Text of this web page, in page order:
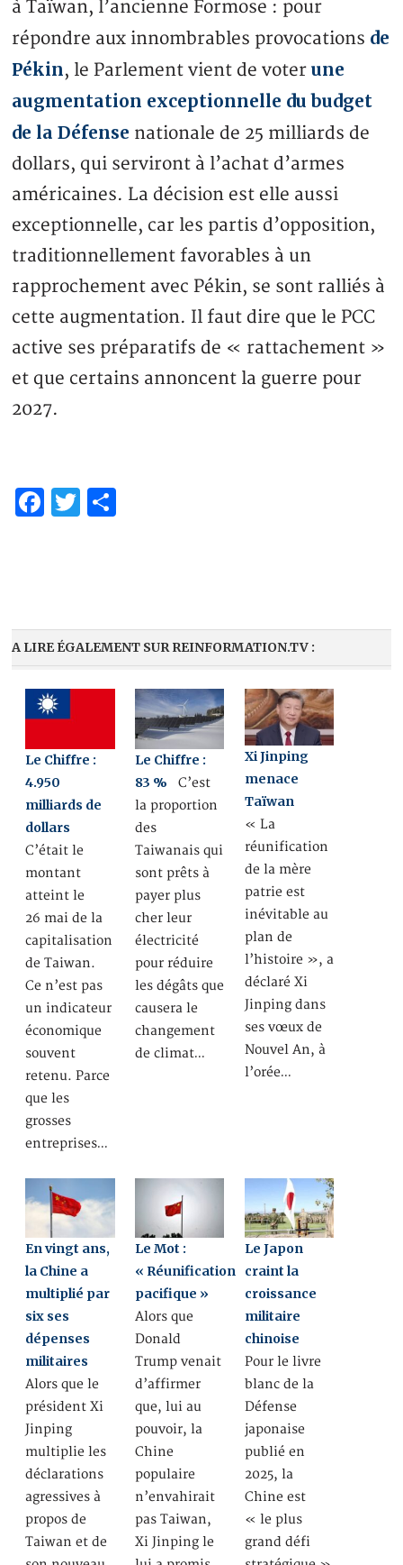
à Taïwan, l’ancienne Formose : pour
répondre aux innombrables provocations de
Pékin, le Parlement vient de voterune
augmentation exceptionnelle du budget
de la Défense nationale de 25 milliards de
dollars, qui serviront à l’achat d’armes
américaines. La décision est elle aussi
exceptionnelle, car les partis d’opposition,
traditionnellement favorables à un
rapprochement avec Pékin, se sont ralliés à
cette augmentation. Il faut dire que le PCC
active ses préparatifs de « rattachement »
et que certains annoncent la guerre pour
2027.
Facebook
Twitter
A LIRE ÉGALEMENT SUR REINFORMATION.TV :
Le Chiffre :
4.950
milliards de
dollars
C’était le
montant
atteint le
26 mai de la
capitalisation
de Taiwan.
Ce n’est pas
un indicateur
économique
souvent
retenu. Parce
que les
grosses
entreprises…
Le Chiffre :
83 % C’est
la proportion
des
Taiwanais qui
sont prêts à
payer plus
cher leur
électricité
pour réduire
les dégâts que
causera le
changement
de climat…
Xi Jinping
menace
Taïwan
« La
réunification
de la mère
patrie est
inévitable au
plan de
l’histoire », a
déclaré Xi
Jinping dans
ses vœux de
Nouvel An, à
l’orée…
En vingt ans,
la Chine a
multiplié par
six ses
dépenses
militaires
Alors que le
président Xi
Jinping
multiplie les
déclarations
agressives à
propos de
Taiwan et de
Le Mot :
« Réunification
pacifique »
Alors que
Donald
Trump venait
d’affirmer
que, lui au
pouvoir, la
Chine
populaire
n’envahirait
pas Taiwan,
Xi Jinping le
Le Japon
craint la
croissance
militaire
chinoise
Pour le livre
blanc de la
Défense
japonaise
publié en
2025, la
Chine est
« le plus
grand défi